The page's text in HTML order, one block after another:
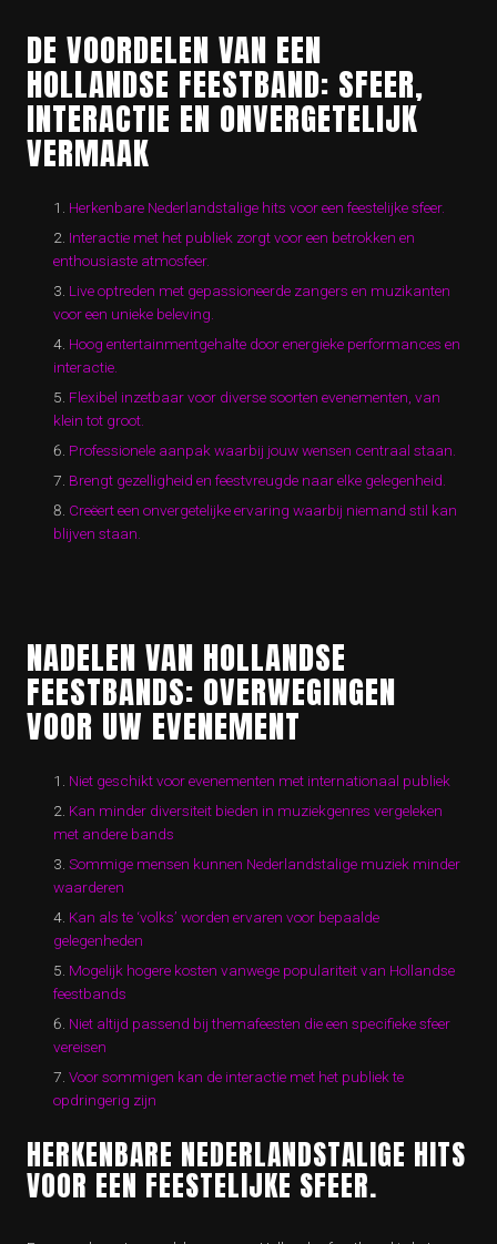
DE VOORDELEN VAN EEN
HOLLANDSE FEESTBAND: SFEER,
INTERACTIE EN ONVERGETELIJK
VERMAAK
Herkenbare Nederlandstalige hits voor een feestelijke sfeer.
Interactie met het publiek zorgt voor een betrokken en
enthousiaste atmosfeer.
Live optreden met gepassioneerde zangers en muzikanten
voor een unieke beleving.
Hoog entertainmentgehalte door energieke performances en
interactie.
Flexibel inzetbaar voor diverse soorten evenementen, van
klein tot groot.
Professionele aanpak waarbij jouw wensen centraal staan.
Brengt gezelligheid en feestvreugde naar elke gelegenheid.
Creëert een onvergetelijke ervaring waarbij niemand stil kan
blijven staan.
NADELEN VAN HOLLANDSE
FEESTBANDS: OVERWEGINGEN
VOOR UW EVENEMENT
Niet geschikt voor evenementen met internationaal publiek
Kan minder diversiteit bieden in muziekgenres vergeleken
met andere bands
Sommige mensen kunnen Nederlandstalige muziek minder
waarderen
Kan als te ‘volks’ worden ervaren voor bepaalde
gelegenheden
Mogelijk hogere kosten vanwege populariteit van Hollandse
feestbands
Niet altijd passend bij themafeesten die een specifieke sfeer
vereisen
Voor sommigen kan de interactie met het publiek te
opdringerig zijn
HERKENBARE NEDERLANDSTALIGE HITS
VOOR EEN FEESTELIJKE SFEER.